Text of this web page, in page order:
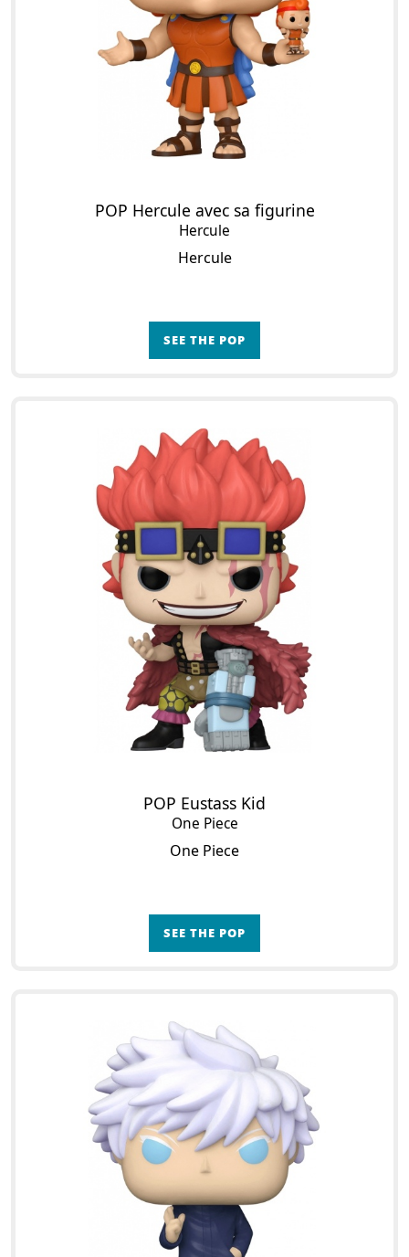
POP Hercule avec sa figurine
Hercule
Hercule
SEE THE POP
POP Eustass Kid
One Piece
One Piece
SEE THE POP